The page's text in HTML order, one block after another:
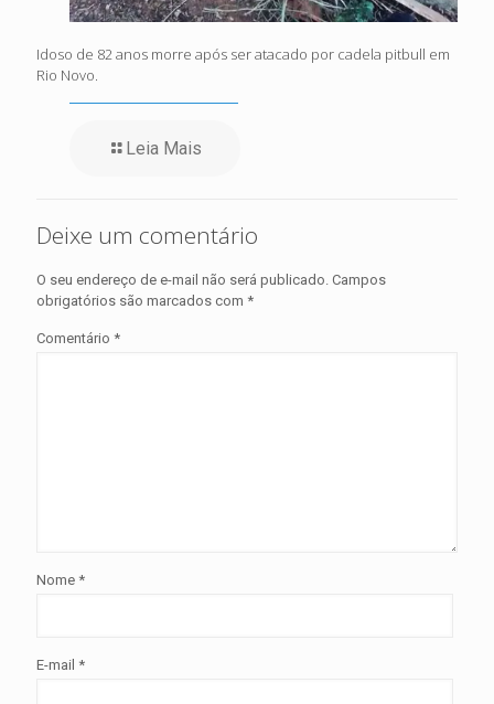
Idoso de 82 anos morre após ser atacado por cadela pitbull em
Rio Novo.
Leia Mais
Deixe um comentário
O seu endereço de e-mail não será publicado. Campos
obrigatórios são marcados com *
Comentário *
Nome *
E-mail *